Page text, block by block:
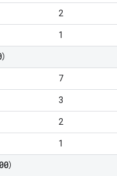
2
1
）
7
3
2
1
）